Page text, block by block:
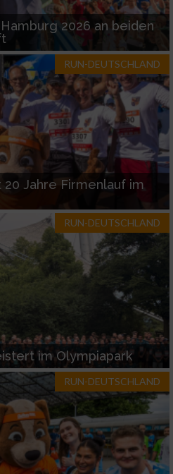
Hamburg 2026 an beiden
RUN-DEUTSCHLAND
Jahre Firmenlauf im
RUN-DEUTSCHLAND
im Olympiapark
RUN-DEUTSCHLAND